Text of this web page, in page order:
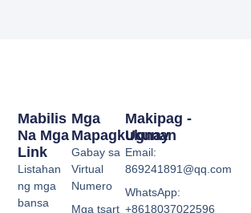
Mga
Mapagkukunan
Gabay sa
Virtual
Numero
Mga tsart
Mabilis
Na Mga
Link
Listahan
ng mga
bansa
Makipag -
Ugnay
Email:
869241891@qq.com
WhatsApp:
+8618037022596